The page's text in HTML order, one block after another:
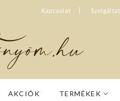
Kapcsolat
AKCIÓK TERMÉKEK